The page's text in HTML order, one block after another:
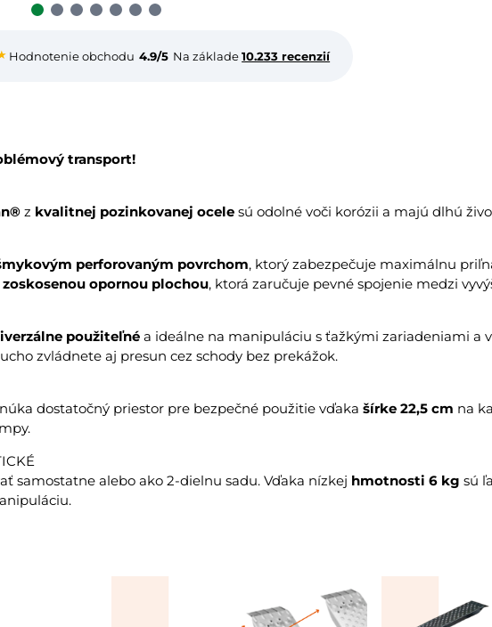
Hodnotenie obchodu 4.9/5 Na základe10.233 recenzií
transport!
z kvalitnej pozinkovanej ocele sú odolné voči korózii a majú dlhú
perforovaným povrchom, ktorý zabezpečuje maximálnu
zoskosenou opornou plochou, ktorá zaručuje pevné spojenie medzi
použiteľné a ideálne na manipuláciu s ťažkými zariadeniami a
zvládnete aj presun cez schody bez prekážok.
dostatočný priestor pre bezpečné použitie vďaka šírke 22,5 cm na
samostatne alebo ako 2-dielnu sadu. Vďaka nízkej hmotnosti 6 kg sú